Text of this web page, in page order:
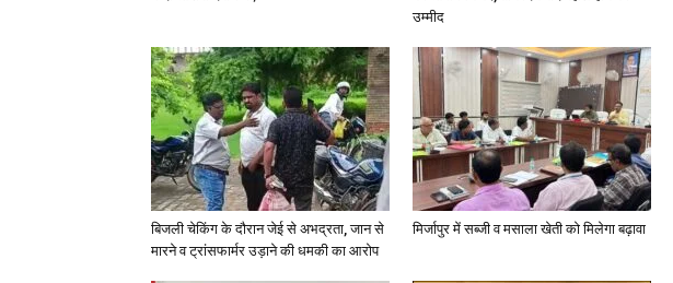
उम्मीद
बिजली चेकिंग के दौरान जेई से अभद्रता, जान से
मारने व ट्रांसफार्मर उड़ाने की धमकी का आरोप
मिर्जापुर में सब्जी व मसाला खेती को मिलेगा बढ़ावा